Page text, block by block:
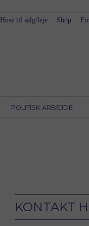
POLITISK ARBEJDE
Huse til salg/leje Shop
KONTAKT